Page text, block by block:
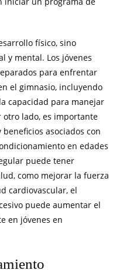
físico, sino
y mental. Los jóvenes
para enfrentar
el gimnasio, incluyendo
capacidad para manejar
otro lado, es importante
asociados con
en edades
puede tener
como mejorar la fuerza
cardiovascular, el
puede aumentar el
en jóvenes en